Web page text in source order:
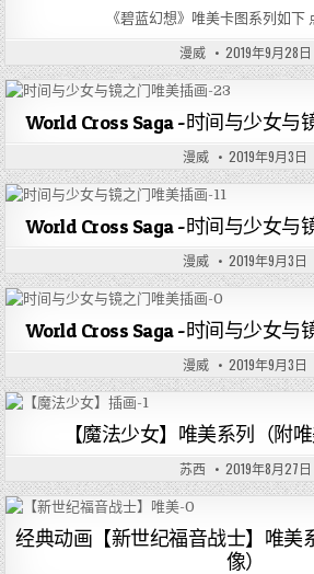
《碧蓝幻想》唯美卡图系列如下
漫威 2019年9月28日
World Cross Saga -时间与少女与
漫威 2019年9月3日
World Cross Saga -时间与少女与
漫威 2019年9月3日
World Cross Saga -时间与少女与
漫威 2019年9月3日
【魔法少女】唯美系列（附
苏西 2019年8月27日
经典动画【新世纪福音战士】唯美
像）